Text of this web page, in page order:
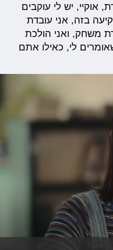
אוקיי, יש לי עוקבים
בזה, אני עובדת
לומדת משחק, ואני הולכת
לי, כאילו אתם